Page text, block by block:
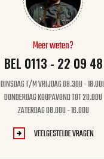
Meer weten?
BEL 0113 - 22 09 48
DINSDAG T/M VRIJDAG 08.30U -
DONDERDAG KOOPAVOND TOT 20.00U
ZATERDAG 08.00U - 16.00U
VEELGESTELDE VRAGEN